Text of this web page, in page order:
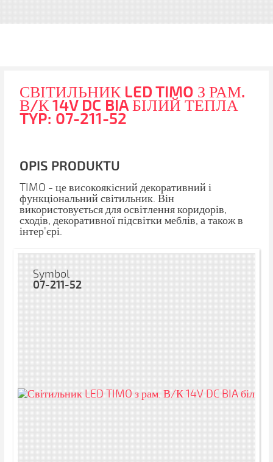
СВІТИЛЬНИК LED TIMO З РАМ.
В/К 14V DC BIA БІЛИЙ ТЕПЛА
TYP: 07-211-52
OPIS PRODUKTU
TIMO - це високоякісний декоративний і
функціональний світильник. Він
використовується для освітлення коридорів,
сходів, декоративної підсвітки меблів, а також в
інтер'єрі.
Symbol
07-211-52